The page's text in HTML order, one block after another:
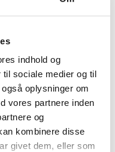
indhold og
sociale medier og til
oplysninger om
vores partnere inden
og
kombinere disse
givet dem, eller som
og modtag vores